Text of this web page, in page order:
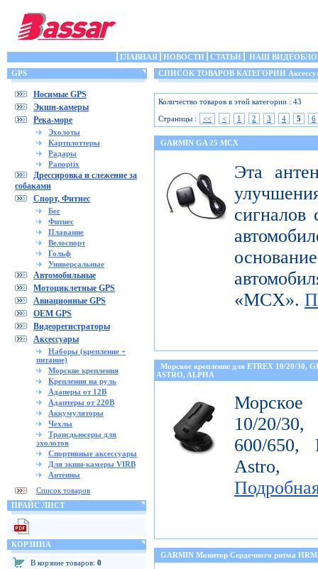
ГЛАВНАЯ НОВОСТИ СТАТЬИ
НАШ
GPS
Носимые GPS
Экшн-камеры
Река-море
Эхолоты
Картплоттеры
Радары
Panoptix
Дрессировка и слежение за
собаками
Спорт, Фитнес
Бег
Фитнес
Плавание
Велоспорт
Гольф
Универсальные
Автомобильные
Мотоциклетные GPS
Авиационные GPS
OEM GPS
Видеорегистраторы
Аксессуары
Наборы (крепление +
питание)
Морские крепления
Крепления на руль
Адаперы от 12В
Адаптеры от 220В
Аккумуляторы
Чехлы
Трансдьюсеры для
эхолотов
Спортивные аксессуары
Для экшн-камеры VIRB
Антенны
Список товаров
ПРАЙС ЛИСТ
КОРЗИНА
В корзине товаров: 0
СПИСОК ТОВАРОВ КАТЕГОРИИ
Количество товаров в этой категории : 43
Страницы :
<< < 1 2 3 4 5 6
GARMIN GA 25 MCX
Эта
сигналов
«MCX».
Морское крепление для ETREX 10/20/30,
ASTRO, ALPHA
10/20/
600/650,
Astro,
GARMIN Монитор Сердечного ритма